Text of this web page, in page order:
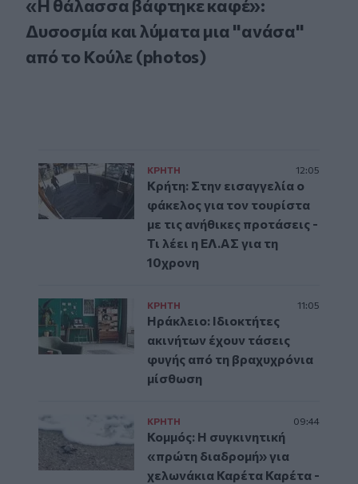
«Η θάλασσα βάφτηκε καφέ»:
Δυσοσμία και λύματα μια "ανάσα"
από το Κούλε (photos)
ΚΡΗΤΗ 12:05
Κρήτη: Στην εισαγγελία ο
φάκελος για τον τουρίστα
με τις ανήθικες προτάσεις -
Τι λέει η ΕΛ.ΑΣ για τη
10χρονη
ΚΡΗΤΗ 11:05
Ηράκλειο: Ιδιοκτήτες
ακινήτων έχουν τάσεις
φυγής από τη βραχυχρόνια
μίσθωση
ΚΡΗΤΗ 09:44
Κομμός: Η συγκινητική
«πρώτη διαδρομή» για
χελωνάκια Καρέτα Καρέτα -